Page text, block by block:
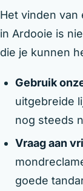
Het vinden
in Ardooie is
die je kunnen
Gebruik
uitgebreide
nog steeds
Vraag aan
goede